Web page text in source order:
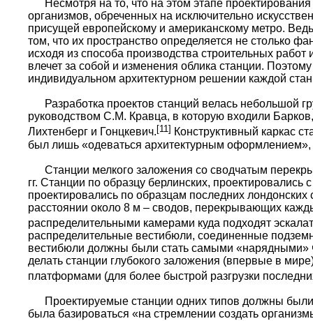
Несмотря на то, что на этом этапе
организмов, обреченных на исключительно
присущей европейскому и американскому метро.
том, что их пространство определяется не столько
исходя из способа производства строительных
влечет за собой и изменения облика станции.
индивидуальном архитектурном решении каждой
Разработка проектов станций велась небольшой
руководством С.М. Кравца, в которую входили
Лихтенберг и Гонцкевич.[11] Конструктивный каркас
был лишь «одеваться архитектурным
Станции мелкого заложения со сводчатым
гг. Станции по образцу берлинских,
проектировались по образцам последних
расстоянии около 8 м – сводов, перекрывающих
распределительными камерами куда подходят
распределительные вестибюли, соединенные
вестибюли должны были стать самыми «нарядными»
делать станции глубокого заложения (впервые в
платформами (для более быстрой разгрузки
Проектируемые станции одних типов должны были
была базироваться «на стремлении создать